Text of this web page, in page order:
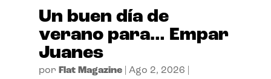
Un buen día de
verano para… Empar
Juanes
por Flat Magazine| Ago 2, 2026